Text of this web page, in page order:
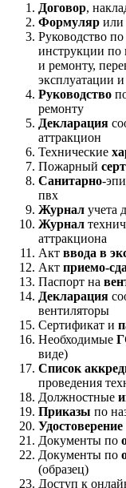
Договор,
Формуляр или
Руководство по
инструкции по
и ремонту,
эксплуатации
Руководство
ремонту
Декларация
аттракцион
Технические
Пожарный
Санитарно-
пвх
Журнал учета
Журнал
аттракциона
Акт ввода в
Акт приемо-
Паспорт на
Декларация
вентиляторы
Сертификат и
Необходимые
виде)
Список
проведения
Должностные
Приказы по
Удостоверение
Документы по
Документы по
(образец)
Доступ к